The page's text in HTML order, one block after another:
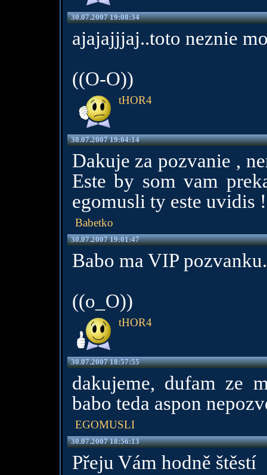
30.07.2007 19:08:34
ajajajjjaj..toto neznie
((O-O))
tHOR4
30.07.2007 19:04:14
Dakuje za pozvanie ,
Este by som vam
egomusli ty este uvidis
Babetko
30.07.2007 19:01:47
Babo ma VIP
((o_O))
tHOR4
30.07.2007 18:57:55
dakujeme, dufam ze
babo teda aspon
EGOMUSLI
30.07.2007 18:56:13
Přeju Vám hodně štěstí